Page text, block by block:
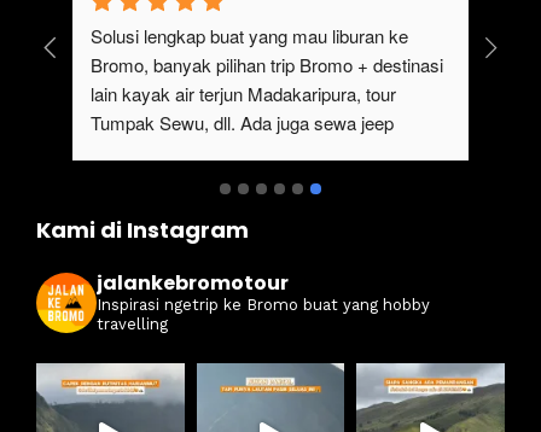
Solusi lengkap buat yang mau liburan ke
Bromo, banyak pilihan trip Bromo + destinasi
lain kayak air terjun Madakaripura, tour
Tumpak Sewu, dll. Ada juga sewa jeep
Kami di Instagram
jalankebromotour
Inspirasi ngetrip ke Bromo buat yang hobby
travelling